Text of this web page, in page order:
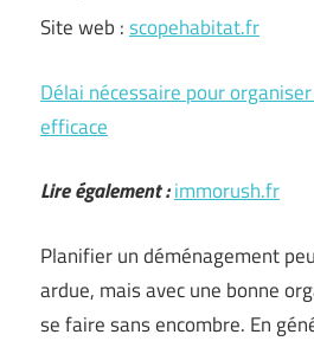
Site web :scopehabitat.fr
Délai nécessaire pour
efficace
Lire également :immorush.fr
Planifier un déménagement
ardue, mais avec une bonne
se faire sans encombre. En